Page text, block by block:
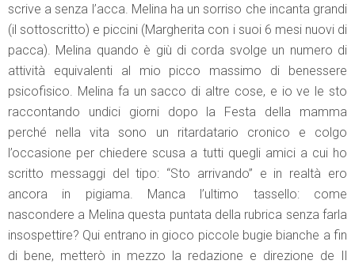
scrive a senza l’acca. Melina ha un sorriso che incanta grandi
(il sottoscritto) e piccini (Margherita con i suoi 6 mesi nuovi di
pacca). Melina quando è giù di corda svolge un numero di
attività equivalenti al mio picco massimo di benessere
psicofisico. Melina fa un sacco di altre cose, e io ve le sto
raccontando undici giorni dopo la Festa della mamma
perché nella vita sono un ritardatario cronico e colgo
l’occasione per chiedere scusa a tutti quegli amici a cui ho
scritto messaggi del tipo: “Sto arrivando” e in realtà ero
ancora in pigiama. Manca l’ultimo tassello: come
nascondere a Melina questa puntata della rubrica senza farla
insospettire? Qui entrano in gioco piccole bugie bianche a fin
di bene, metterò in mezzo la redazione e direzione de Il